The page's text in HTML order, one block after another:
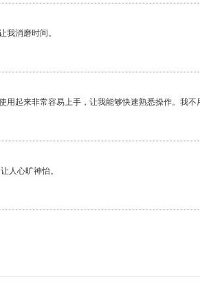
我消磨时间。
用起来非常容易上手，让我能够快速熟悉操作。我不
人心旷神怡。